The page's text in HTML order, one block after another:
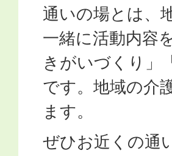
通いの場とは、
一緒に活動内容
きがいづくり」
です。地域の介
ます。
ぜひお近くの通